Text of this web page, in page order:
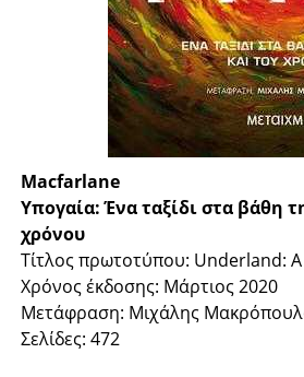
Macfarlane
Υπογαία: Ένα ταξίδι στα βάθη
χρόνου
Τίτλος πρωτοτύπου: Underland:
Χρόνος έκδοσης: Μάρτιος 2020
Μετάφραση: Μιχάλης
Σελίδες: 472